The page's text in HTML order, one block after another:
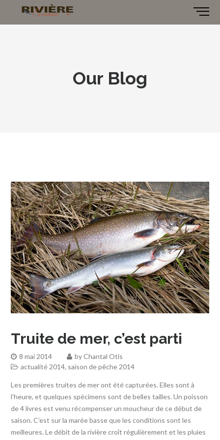
Our Blog
Truite de mer, c’est parti
8 mai 2014 byChantal Otis
actualité 2014, saison de pêche 2014
Les premières truites de mer ont été capturées. Elles sont à
l’heure, et quelques spécimens sont de belles tailles. Un poisson
de 4 livres est venu récompenser un moucheur de ce début de
saison. C’est sur la marée basse que les conditions sont les
meilleures. Le débit de la rivière croît régulièrement et les pluies